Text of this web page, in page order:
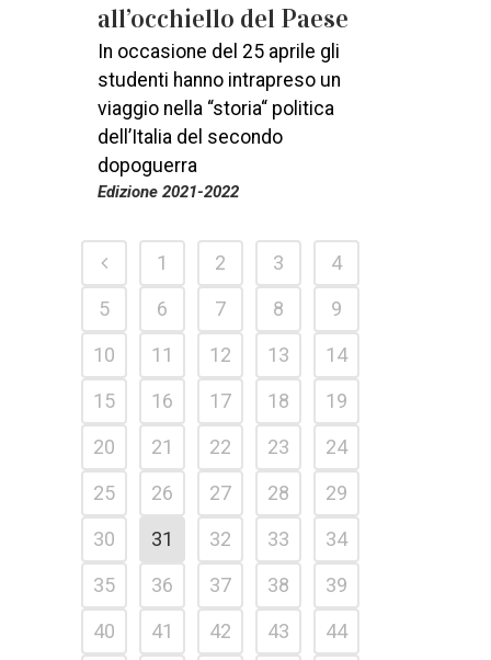
all’occhiello del Paese
In occasione del 25 aprile gli
studenti hanno intrapreso un
viaggio nella “storia“ politica
dell’Italia del secondo
dopoguerra
Edizione 2021-2022
1 2 3
4
5
6 7 8
9
10
11 12 13
14
15
16 17 18
19
20
21 22 23
24
25
26 27 28
29
30
31 32 33
34
35
36 37 38
39
40
41 42 43
44